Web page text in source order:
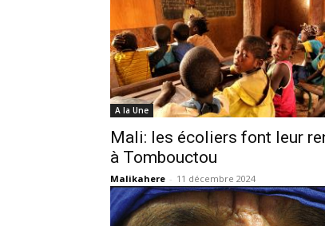
A la Une
Mali: les écoliers font leur
à Tombouctou
Malikahere - 11 décembre 2024